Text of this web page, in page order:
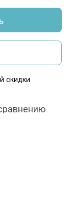
скидки